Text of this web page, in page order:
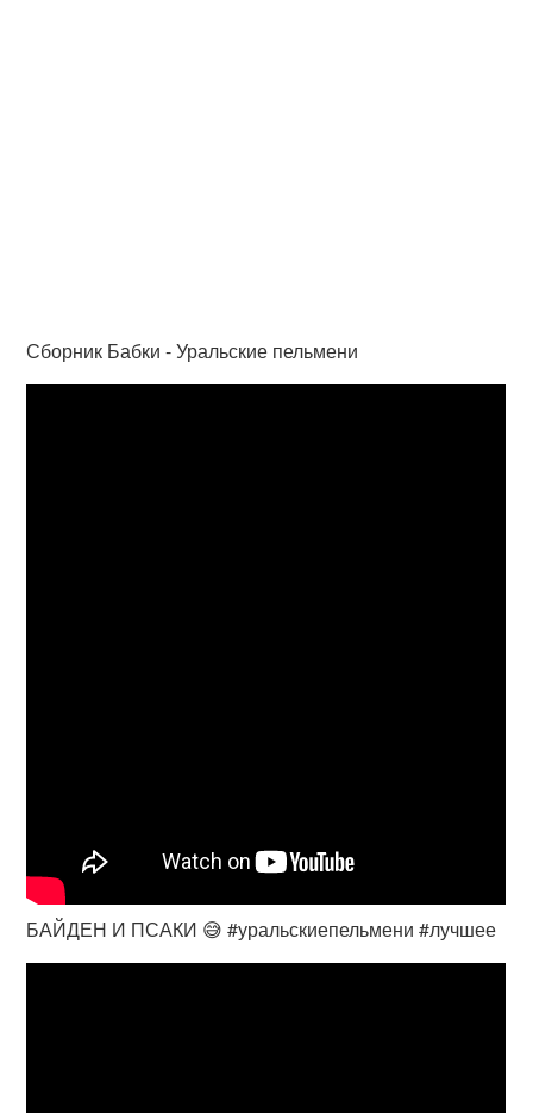
Сборник Бабки - Уральские пельмени
БАЙДЕН И ПСАКИ 😅 #уральскиепельмени #лучшее